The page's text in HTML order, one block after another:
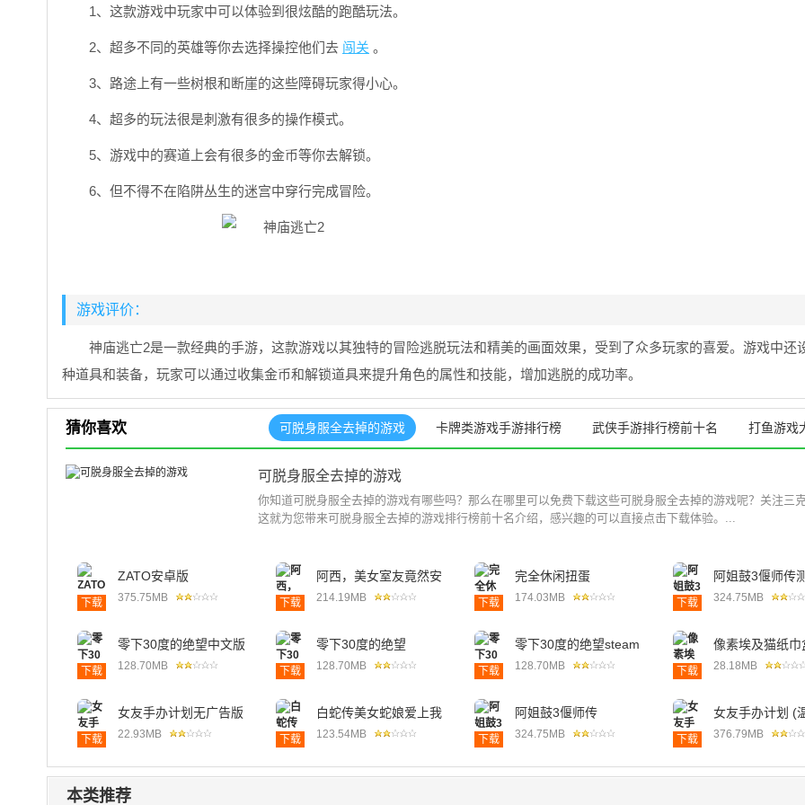
1、这款游戏中玩家中可以体验到很炫酷的跑酷玩法。
2、超多不同的英雄等你去选择操控他们去 闯关 。
3、路途上有一些树根和断崖的这些障碍玩家得小心。
4、超多的玩法很是刺激有很多的操作模式。
5、游戏中的赛道上会有很多的金币等你去解锁。
6、但不得不在陷阱丛生的迷宫中穿行完成冒险。
游戏评价：
神庙逃亡2是一款经典的手游，这款游戏以其独特的冒险逃脱玩法和精美的画面效果，受到了众多玩家的喜爱。游戏中还
种道具和装备，玩家可以通过收集金币和解锁道具来提升角色的属性和技能，增加逃脱的成功率。
猜你喜欢 可脱身服全去掉的游戏 卡牌类游戏手游排行榜 武侠手游排行榜前十名 打鱼游戏
可脱身服全去掉的游戏
你知道可脱身服全去掉的游戏有哪些吗？那么在哪里可以免费下载这些可脱身服全去掉的游戏呢？关注三
这就为您带来可脱身服全去掉的游戏排行榜前十名介绍，感兴趣的可以直接点击下载体验。...
下载
ZATO安卓版
375.75MB 下载
阿西，美女室友竟然安
卓版
214.19MB 下载
完全休闲扭蛋
174.03MB 下载
阿姐鼓3偃师传
324.75MB
下载
零下30度的绝望中文版
128.70MB 下载
零下30度的绝望
128.70MB 下载
零下30度的绝望steam
中文版
128.70MB 下载
像素埃及猫纸巾
(Neko Touch)
28.18MB
下载
女友手办计划无广告版
22.93MB 下载
白蛇传美女蛇娘爱上我
123.54MB 下载
阿姐鼓3偃师传
324.75MB 下载
女友手办计划 (
戏
376.79MB
本类推荐